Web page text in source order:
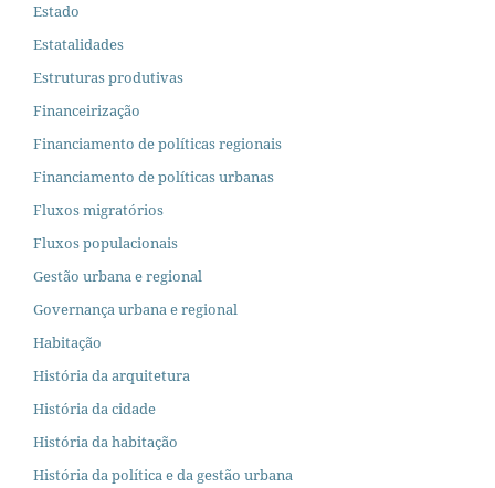
Estado
Estatalidades
Estruturas produtivas
Financeirização
Financiamento de políticas regionais
Financiamento de políticas urbanas
Fluxos migratórios
Fluxos populacionais
Gestão urbana e regional
Governança urbana e regional
Habitação
História da arquitetura
História da cidade
História da habitação
História da política e da gestão urbana